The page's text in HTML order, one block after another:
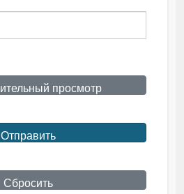
просмотр
Отправить
Сбросить